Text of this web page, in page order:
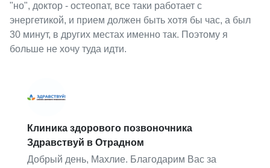
"но", доктор - остеопат, все таки работает с
энергетикой, и прием должен быть хотя бы час, а был
30 минут, в других местах именно так. Поэтому я
больше не хочу туда идти.
Клиника здорового позвоночника
Здравствуй в Отрадном
Добрый день, Махлие. Благодарим Вас за